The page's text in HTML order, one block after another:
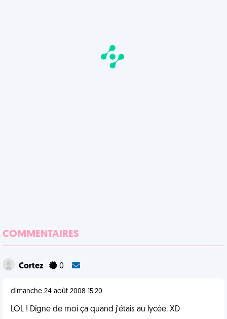
COMMENTAIRES
Cortez 0
dimanche 24 août 2008 15:20
LOL ! Digne de moi ça quand j'étais au lycée. XD